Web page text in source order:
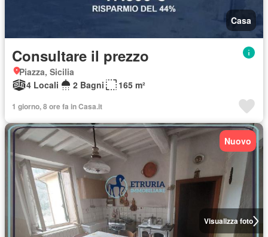
Casa
Consultare il prezzo
Piazza, Sicilia
4 Locali
2 Bagni 165 m²
1 giorno, 8 ore fa in Casa.it
Visualizza foto
Nuovo